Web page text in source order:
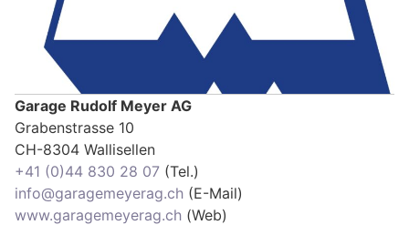
Garage Rudolf Meyer AG
Grabenstrasse 10
CH-8304 Wallisellen
+41 (0)44 830 28 07 (Tel.)
info@garagemeyerag.ch (E-Mail)
www.garagemeyerag.ch (Web)